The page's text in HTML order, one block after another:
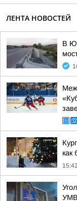
ЛЕНТА НОВОСТЕЙ
В
как
15:42